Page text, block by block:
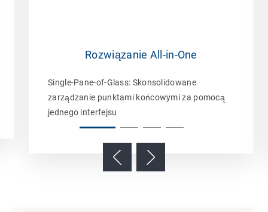
Rozwiązanie All-in-One
Single-Pane-of-Glass: Skonsolidowane
zarządzanie punktami końcowymi za pomocą
jednego interfejsu